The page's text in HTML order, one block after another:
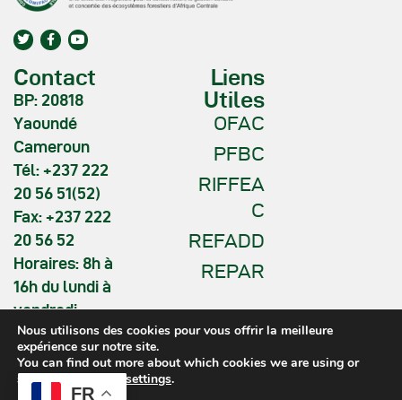
Contact
BP: 20818
Yaoundé
Cameroun
Tél: +237 222
20 56 51(52)
Fax: +237 222
20 56 52
Horaires: 8h à
16h du lundi à
vendredi
Liens
Utiles
OFAC
PFBC
RIFFEA
C
REFADD
REPAR
FR
Nous utilisons des cookies pour vous offrir la meilleure
expérience sur notre site.
You can find out more about which cookies we are using or
switch them off insettings.